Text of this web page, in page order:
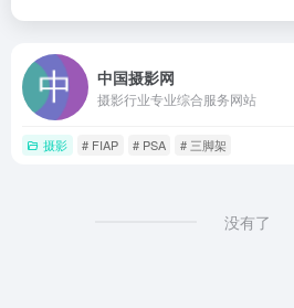
中国摄影网
摄影行业专业综合服务网站
摄影 # FIAP # PSA # 三脚架
没有了